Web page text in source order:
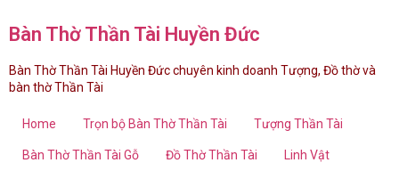
Bàn Thờ Thần Tài Huyền Đức
Bàn Thờ Thần Tài Huyền Đức chuyên kinh doanh Tượng, Đồ thờ và
bàn thờ Thần Tài
Home Trọn bộ Bàn Thờ Thần Tài Tượng Thần Tài
Bàn Thờ Thần Tài Gỗ Đồ Thờ Thần Tài Linh Vật